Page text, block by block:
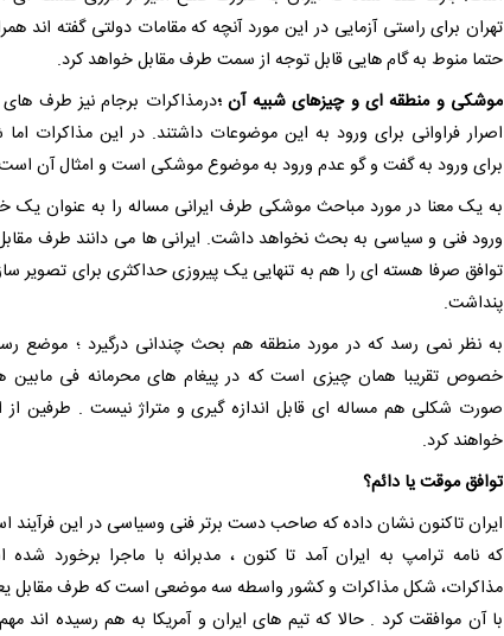
تهران برای راستی آزمایی در این مورد آنچه که مقامات دولتی گفته اند
حتما منوط به گام هایی قابل توجه از سمت طرف مقابل خواهد کرد.
موشکی و منطقه ای و چیزهای شبیه آن ؛درمذاکرات برجام نیز طرف
اصرار فراوانی برای ورود به این موضوعات داشتند. در این مذاکرات
برای ورود به گفت و گو عدم ورود به موضوع موشکی است و امثال آن
به یک معنا در مورد مباحث موشکی طرف ایرانی مساله را به عنوان یک
ورود فنی و سیاسی به بحث نخواهد داشت. ایرانی ها می دانند طرف
توافق صرفا هسته ای را هم به تنهایی یک پیروزی حداکثری برای تصویر
پنداشت.
به نظر نمی رسد که در مورد منطقه هم بحث چندانی درگیرد ؛ موضع
خصوص تقریبا همان چیزی است که در پیغام های محرمانه فی مابین
صورت شکلی هم مساله ای قابل اندازه گیری و متراژ نیست . طرفین
خواهند کرد.
توافق موقت یا دائم؟
ایران تاکنون نشان داده که صاحب دست برتر فنی وسیاسی در این فرآیند
که نامه ترامپ به ایران آمد تا کنون ، مدبرانه با ماجرا برخورد
مذاکرات، شکل مذاکرات و کشور واسطه سه موضعی است که طرف مقابل
با آن موافقت کرد . حالا که تیم های ایران و آمریکا به هم رسیده اند